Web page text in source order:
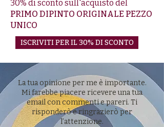
30% di sconto sull'acquisto del
PRIMO DIPINTO ORIGINALE PEZZO
UNICO
ISCRIVITI PER IL 30% DI SCONTO
La tua opinione per me è importante.
Mi farebbe piacere ricevere una tua
email con commenti e pareri. Ti
risponderò e ringrazierò per
l’attenzione.